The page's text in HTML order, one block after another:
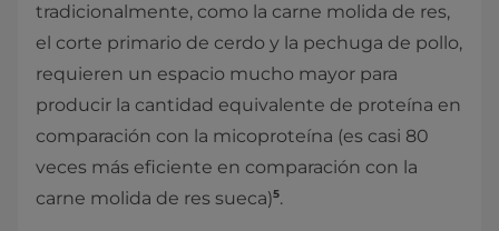
tradicionalmente, como la carne molida de res,
el corte primario de cerdo y la pechuga de pollo,
requieren un espacio mucho mayor para
producir la cantidad equivalente de proteína en
comparación con la micoproteína (es casi 80
veces más eficiente en comparación con la
carne molida de res sueca)5.